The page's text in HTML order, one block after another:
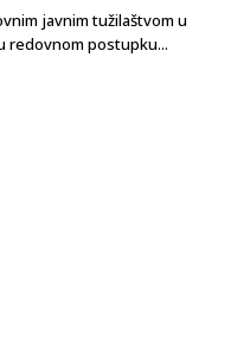
javnim tužilaštvom u
redovnom postupku...